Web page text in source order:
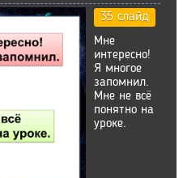
35 слайд
Мне
интересно!
Я многое
запомнил.
Мне не всё
понятно на
уроке.